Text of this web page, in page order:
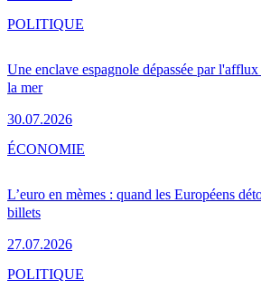
Une enclave espagnole dépassée par
la mer
30.07.2026
POLITIQUE
L’euro en mèmes : quand les Européens
billets
27.07.2026
ÉCONOMIE
POLITIQUE